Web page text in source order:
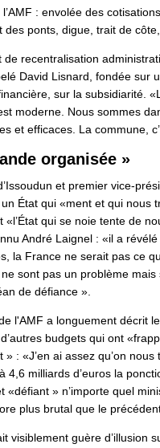
: envolée des
des ponts, digue, trait de
recentralisation
David Lisnard, fondée sur
sur la subsidiarité.
moderne. Nous sommes
et efficaces. La commune,
organisée »
et premier vice-
État qui «ment et qui nous
«l’État qui se noie tente de
André Laignel : «il a
la France ne serait pas ce
ne sont pas un problème
de défiance ».
l'AMF a longuement décrit
budgets qui ont
» : «J’en ai assez qu’on
4,6 milliards d’euros la
«défiant » n’importe quel
plus brutal que le
visiblement guère d’illusion